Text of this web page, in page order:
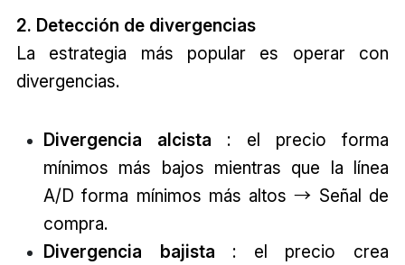
2. Detección de divergencias
La estrategia más popular es operar con
divergencias.
Divergencia alcista : el precio forma
mínimos más bajos mientras que la línea
A/D forma mínimos más altos → Señal de
compra.
Divergencia bajista : el precio crea